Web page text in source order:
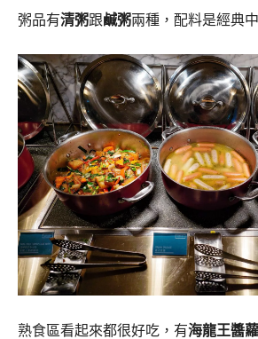
粥品有清粥跟鹹粥兩種，配料是經典
熟食區看起來都很好吃，有海龍王醬